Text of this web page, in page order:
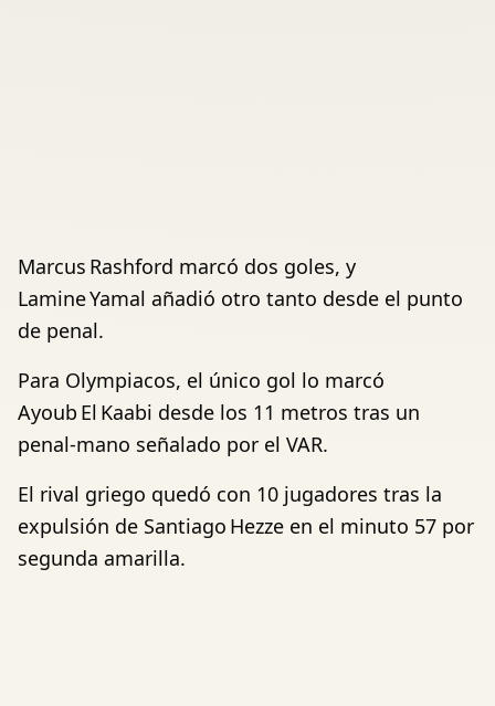
Marcus Rashford marcó dos goles, y
Lamine Yamal añadió otro tanto desde el punto
de penal.
Para Olympiacos, el único gol lo marcó
Ayoub El Kaabi desde los 11 metros tras un
penal-mano señalado por el VAR.
El rival griego quedó con 10 jugadores tras la
expulsión de Santiago Hezze en el minuto 57 por
segunda amarilla.